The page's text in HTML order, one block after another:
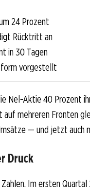
24 Prozent
Rücktritt an
in 30 Tagen
vorgestellt
Nel-Aktie 40 Prozent
mehreren Fronten
— und jetzt auch
Druck
Im ersten